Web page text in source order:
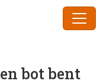
bot bent